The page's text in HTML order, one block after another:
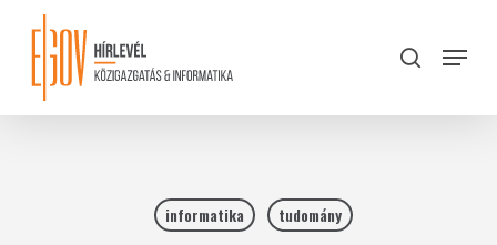
content
search
Menu
informatika tudomány
Close